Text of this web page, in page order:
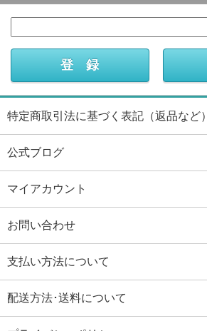
特定商取引法に基づく表記（返品など）
公式ブログ
マイアカウント
お問い合わせ
支払い方法について
配送方法･送料について